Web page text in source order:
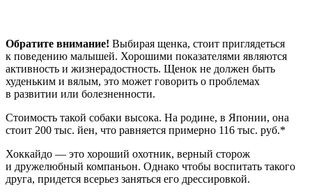
Обратите внимание! Выбирая щенка, стоит приглядеться
к поведению малышей. Хорошими показателями являются
активность и жизнерадостность. Щенок не должен быть
худеньким и вялым, это может говорить о проблемах
в развитии или болезненности.
Стоимость такой собаки высока. На родине, в Японии, она
стоит 200 тыс. йен, что равняется примерно 116 тыс. руб.*
Хоккайдо — это хороший охотник, верный сторож
и дружелюбный компаньон. Однако чтобы воспитать такого
друга, придется всерьез заняться его дрессировкой.